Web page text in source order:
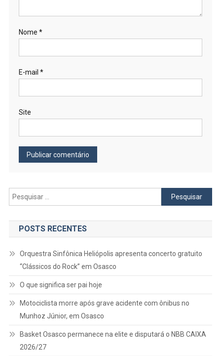
Nome *
E-mail *
Site
Pesquisar
por:
POSTS RECENTES
Orquestra Sinfônica Heliópolis apresenta concerto gratuito
“Clássicos do Rock” em Osasco
O que significa ser pai hoje
Motociclista morre após grave acidente com ônibus no
Munhoz Júnior, em Osasco
Basket Osasco permanece na elite e disputará o NBB CAIXA
2026/27